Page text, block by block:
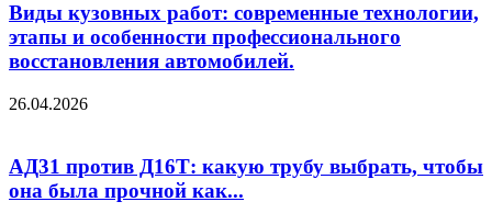
Виды кузовных работ: современные технологии,
этапы и особенности профессионального
восстановления автомобилей.
26.04.2026
АД31 против Д16Т: какую трубу выбрать, чтобы
она была прочной как...